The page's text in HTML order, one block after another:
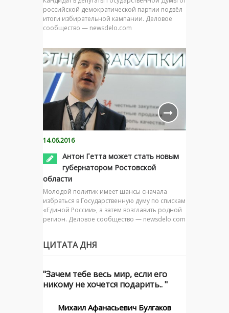
российской демократической партии подвёл
итоги избирательной кампании. Деловое
сообщество — newsdelo.com
14.06.2016
Антон Гетта может стать новым
губернатором Ростовской
области
Молодой политик имеет шансы сначала
избраться в Государственную думу по спискам
«Единой России», а затем возглавить родной
регион. Деловое сообщество — newsdelo.com
ЦИТАТА ДНЯ
"Зачем тебе весь мир, если его
никому не хочется подарить.. "
Михаил Афанасьевич Булгаков